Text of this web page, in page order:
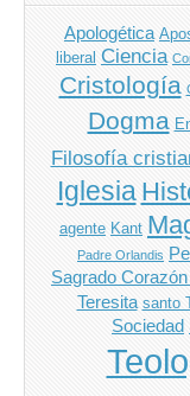
Apologética
liberal Ciencia
Cristología
Dogma
Filosofía
Iglesia
agente Kant
Padre Orlandis
Sagrado
Teresita santo
Sociedad